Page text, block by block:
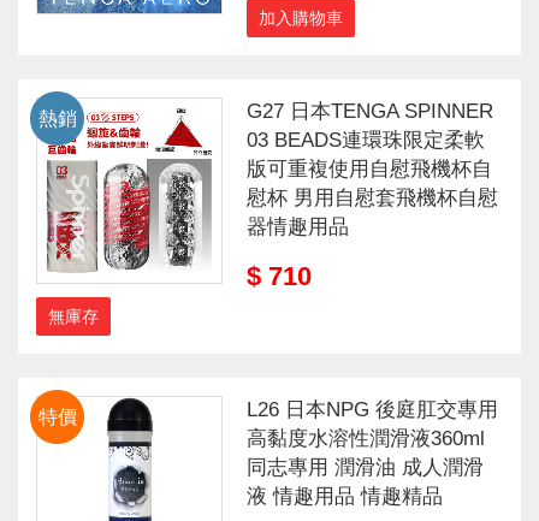
加入購物車
G27 日本TENGA SPINNER
03 BEADS連環珠限定柔軟
版可重複使用自慰飛機杯自
慰杯 男用自慰套飛機杯自慰
器情趣用品
$ 710
無庫存
熱銷
L26 日本NPG 後庭肛交專用
高黏度水溶性潤滑液360ml
同志專用 潤滑油 成人潤滑
液 情趣用品 情趣精品
特價